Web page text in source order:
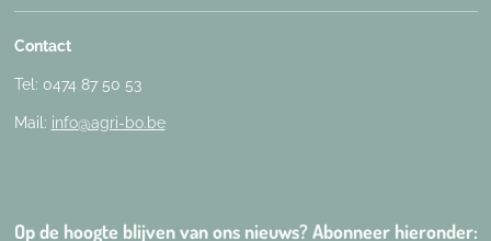
Contact
Tel: 0474 87 50 53
Mail: info@agri-bo.be
Op de hoogte blijven van ons nieuws? Abonneer hieronder: